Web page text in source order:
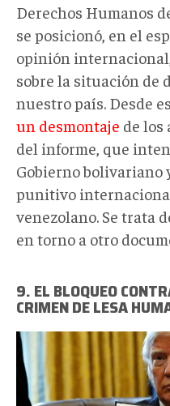
Derechos Humanos
se posicionó, en el
opinión
sobre la situación de
nuestro país. Desde
un desmontaje de los
del informe, que
Gobierno bolivariano
punitivo
venezolano. Se trata
en torno a otro
9. EL BLOQUEO
CRIMEN DE LESA
pag_2.jpg